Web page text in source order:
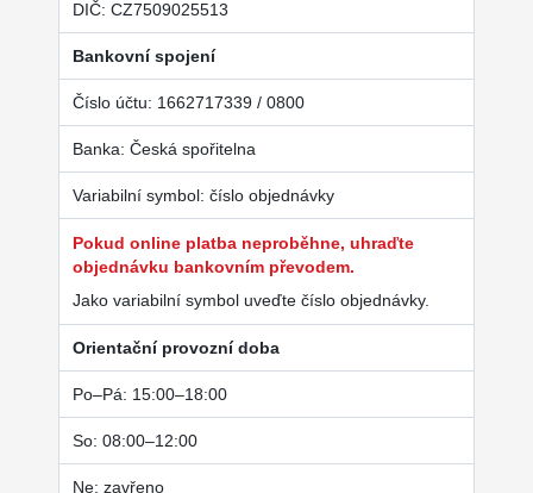
DIČ: CZ7509025513
Bankovní spojení
Číslo účtu: 1662717339 / 0800
Banka: Česká spořitelna
Variabilní symbol: číslo objednávky
Pokud online platba neproběhne, uhraďte
objednávku bankovním převodem.
Jako variabilní symbol uveďte číslo objednávky.
Orientační provozní doba
Po–Pá: 15:00–18:00
So: 08:00–12:00
Ne: zavřeno